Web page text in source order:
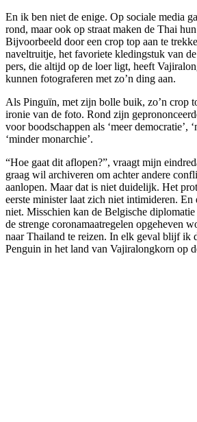
En ik ben niet de enige. Op sociale media
rond, maar ook op straat maken de Thai
Bijvoorbeeld door een crop top aan te
naveltruitje, het favoriete kledingstuk van
pers, die altijd op de loer ligt, heeft
kunnen fotograferen met zo’n ding aan.
Als Pinguïn, met zijn bolle buik, zo’n crop
ironie van de foto. Rond zijn
voor boodschappen als ‘meer democratie’,
‘minder monarchie’.
“Hoe gaat dit aflopen?”, vraagt mijn
graag wil archiveren om achter andere
aanlopen. Maar dat is niet duidelijk. Het
eerste minister laat zich niet intimideren. En
niet. Misschien kan de Belgische
de strenge coronamaatregelen opgeheven
naar Thailand te reizen. In elk geval blijf ik
Penguin in het land van Vajiralongkorn op